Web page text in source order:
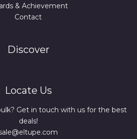
& Achievement
Contact
Discover
Locate Us
Get in touch with us for the best
deals!